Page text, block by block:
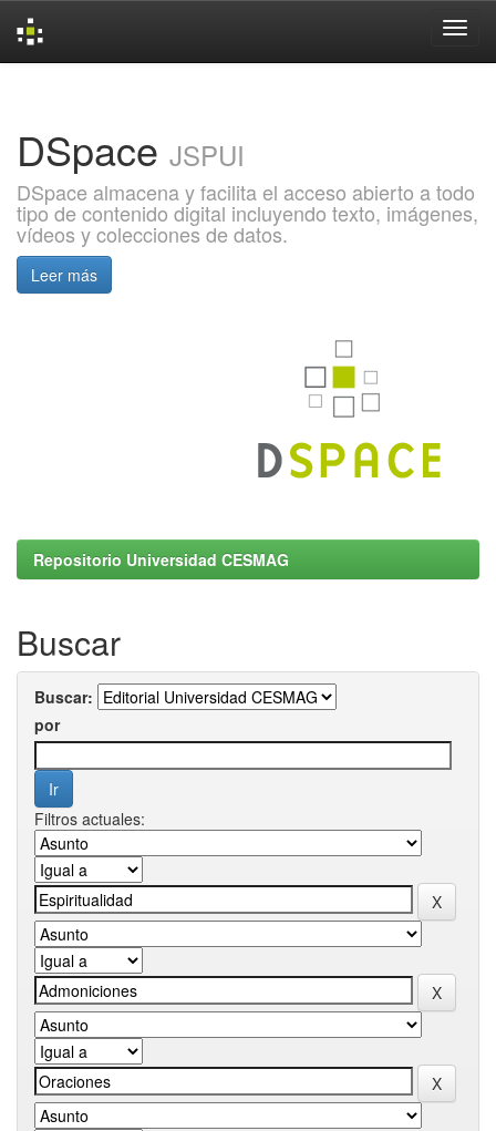
DSpace JSPUI
DSpace almacena y facilita el acceso abierto a todo
tipo de contenido digital incluyendo texto, imágenes,
vídeos y colecciones de datos.
Leer más
Repositorio Universidad CESMAG
Buscar
Buscar:
por
Filtros actuales: